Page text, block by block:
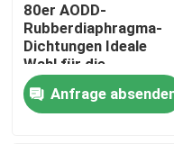
Werksbesichtigung
Qualitätskontrolle
80er AODD-
Rubberdiaphragma-
Dichtungen Ideale
Wahl für die
Aufrechterhaltung
Druckintegrität in
pneumatischen und
Anfrage